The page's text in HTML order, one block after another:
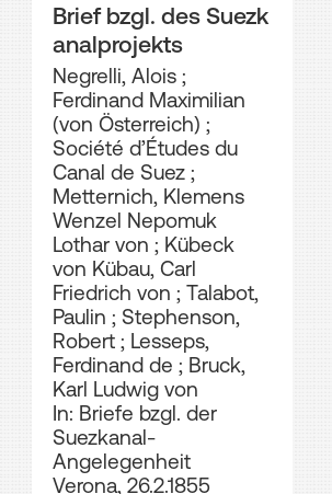
Brief bzgl. des Suezk
analprojekts
Negrelli, Alois;
Ferdinand Maximilian
(von Österreich) ;
Société d’Études du
Canal de Suez;
Metternich, Klemens
Wenzel Nepomuk
Lothar von ; Kübeck
von Kübau, Carl
Friedrich von ; Talabot,
Paulin ; Stephenson,
Robert; Lesseps,
Ferdinand de ; Bruck,
Karl Ludwig von
In: Briefe bzgl. der
Suezkanal-
Angelegenheit
Verona, 26.2.1855